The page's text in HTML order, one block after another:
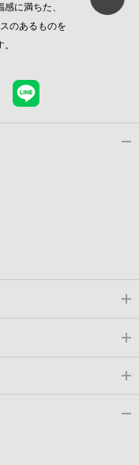
に満ちた、
のあるものを